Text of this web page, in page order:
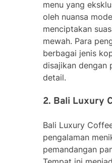
menu yang
oleh nuansa
menciptakan
mewah. Para
berbagai jenis
disajikan dengan
detail.
2. Bali Luxury
Bali Luxury
pengalaman
pemandangan